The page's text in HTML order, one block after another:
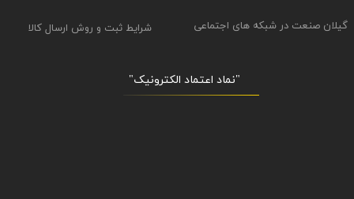
شرایط ثبت و روش ارسال کالا
"نماد اعتماد الکترونیک​​​​​​​"
گیلان صنعت در شبکه های اجتماعی